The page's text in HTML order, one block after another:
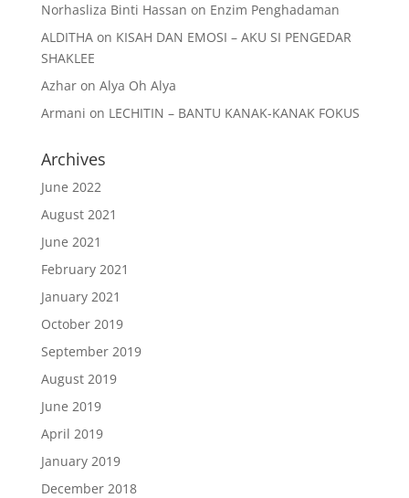
Norhasliza Binti Hassan on Enzim Penghadaman
ALDITHAon KISAH DAN EMOSI – AKU SI PENGEDAR
SHAKLEE
Azharon Alya Oh Alya
Armani on LECHITIN – BANTU KANAK-KANAK FOKUS
Archives
June 2022
August 2021
June 2021
February 2021
January 2021
October 2019
September 2019
August 2019
June 2019
April 2019
January 2019
December 2018